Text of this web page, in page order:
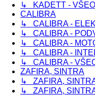
↳ KADETT -
CALIBRA
↳ CALIBRA -
↳ CALIBRA -
↳ CALIBRA -
↳ CALIBRA -
↳ CALIBRA -
ZAFIRA, SINTRA
↳ ZAFIRA,
↳ ZAFIRA,